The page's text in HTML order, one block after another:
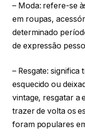
– Moda: refere-se
em roupas,
determinado
de expressão
– Resgate:
esquecido ou
vintage, resgatar a
trazer de volta os
foram populares